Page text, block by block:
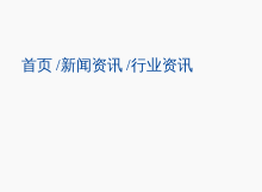
首页 新闻资讯 行业资讯